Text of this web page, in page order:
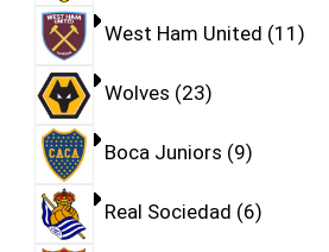
West Ham United 11
Wolves 23
Boca Juniors 9
Real Sociedad 6